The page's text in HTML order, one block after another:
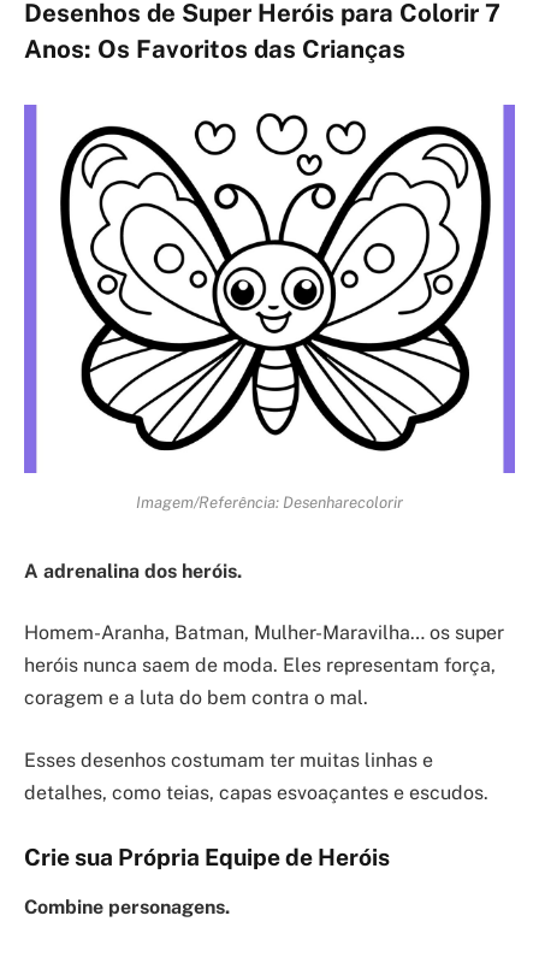
Desenhos de Super Heróis para Colorir 7
Anos: Os Favoritos das Crianças
Imagem/Referência: Desenharecolorir
A adrenalina dos heróis.
Homem-Aranha, Batman, Mulher-Maravilha… os super
heróis nunca saem de moda. Eles representam força,
coragem e a luta do bem contra o mal.
Esses desenhos costumam ter muitas linhas e
detalhes, como teias, capas esvoaçantes e escudos.
Crie sua Própria Equipe de Heróis
Combine personagens.